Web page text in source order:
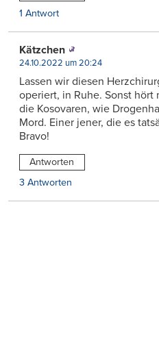
1 Antwort
Kätzchen
24.10.2022 um 20:24
Lassen wir diesen
operiert, in Ruhe. Sonst hört
die Kosovaren, wie
Mord. Einer jener, die es
Bravo!
Antworten
3 Antworten